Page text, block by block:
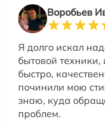
Воробьев
Я долго искал
бытовой
быстро,
починили мою
знаю, куда
проблем.